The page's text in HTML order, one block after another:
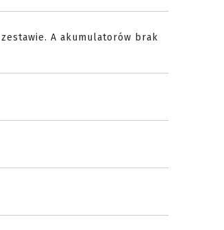
A akumulatorów brak